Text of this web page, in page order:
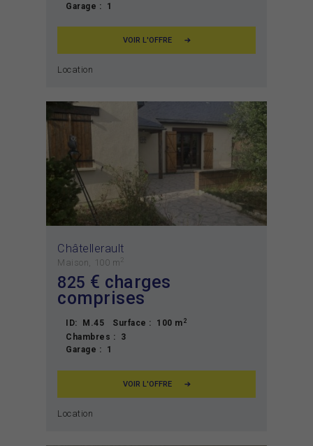
Garage :
1
VOIR L'OFFRE
Location
Châtellerault
Maison 100 m2
825 € charges
comprises
ID: M.45 Surface : 100 m 2
Chambres :
3
Garage :
1
VOIR L'OFFRE
Location